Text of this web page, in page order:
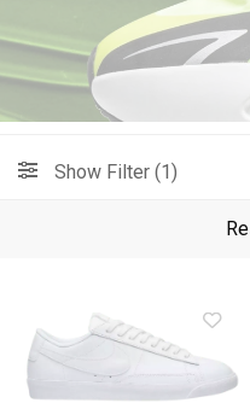
Show Filter (1)
Add to
wishlist